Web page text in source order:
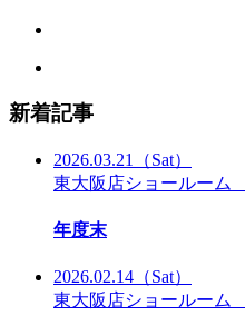
新着記事
2026.03.21
（Sat）
東大阪店ショールーム
年度末
2026.02.14 （Sat）
東大阪店ショールーム